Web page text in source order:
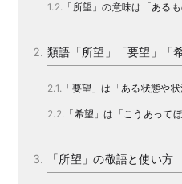
「所望」の意味は「ある
類語「所望」「要望」「
「要望」は「ある状態や
「希望」は「こうあって
「所望」の敬語と使い方